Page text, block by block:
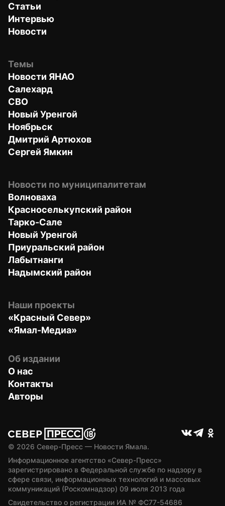
Статьи
Интервью
Новости
Темы
Новости ЯНАО
Салехард
СВО
Новый Уренгой
Ноябрьск
Дмитрий Артюхов
Сергей Ямкин
Новости по муниципалитетам
Волноваха
Красноселькупский район
Тарко-Сале
Новый Уренгой
Приуральский район
Лабытнанги
Надымский район
Наши проекты
«Красный Север»
«Ямал-Медиа»
Об издании
О нас
Контакты
Авторы
© 2026 Север-Пресс — Новости Ямала.
Информационное агентство «Север-Пресс»
зарегистрировано в Федеральной службе по надзору в
сфере связи, информационных технологий и массовых
коммуникаций (Роскомнадзор) 09 июля 2013 года
Свидетельство о регистрации ИА № ФС77-54686